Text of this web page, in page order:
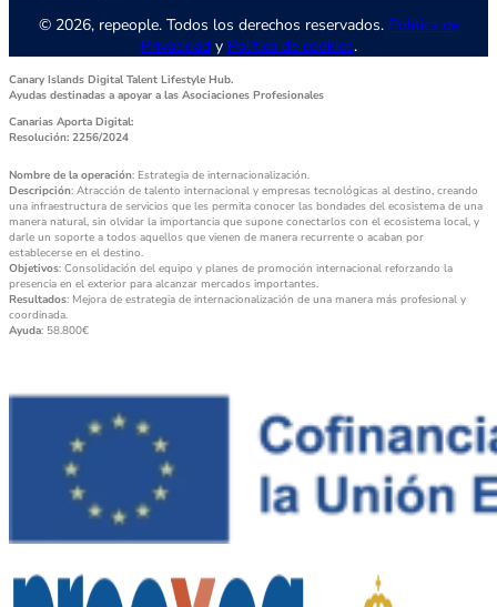
© 2026, repeople. Todos los derechos reservados. Política de
Privacidad y Política de cookies.
Canary Islands Digital Talent Lifestyle Hub.
Ayudas destinadas a apoyar a las Asociaciones Profesionales
Canarias Aporta Digital:
Resolución: 2256/2024
Nombre de la operación: Estrategia de internacionalización.
Descripción: Atracción de talento internacional y empresas tecnológicas al destino, creando
una infraestructura de servicios que les permita conocer las bondades del ecosistema de una
manera natural, sin olvidar la importancia que supone conectarlos con el ecosistema local, y
darle un soporte a todos aquellos que vienen de manera recurrente o acaban por
establecerse en el destino.
Objetivos: Consolidación del equipo y planes de promoción internacional reforzando la
presencia en el exterior para alcanzar mercados importantes.
Resultados: Mejora de estrategia de internacionalización de una manera más profesional y
coordinada.
Ayuda: 58.800€